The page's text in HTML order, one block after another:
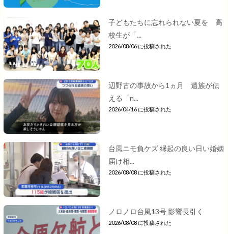
子どもたちに忘れられない夏を 高
校生が「...
2026/08/06 に投稿された
辺野古の事故から1ヵ月 遺族が伝
える「n...
2026/04/16 に投稿された
台風ニモ負ケズ 縁起の良い日い婚姻
届け相...
2026/08/08 に投稿された
ノロノロ台風13号 影響長引く
2026/08/08 に投稿された